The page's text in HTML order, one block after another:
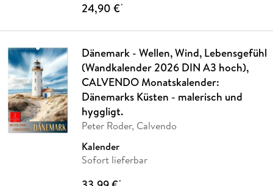
24,90 €*
Dänemark - Wellen, Wind, Lebensgefühl
(Wandkalender 2026 DIN A3 hoch),
CALVENDO Monatskalender:
Dänemarks Küsten - malerisch und
hyggligt.
Peter Roder, Calvendo
Kalender
Sofort lieferbar
*